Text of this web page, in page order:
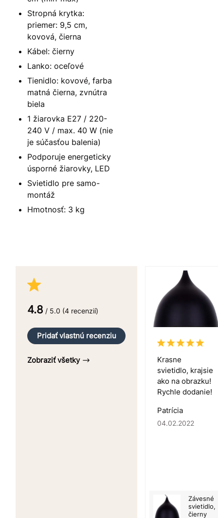
Stropná krytka:
priemer: 9,5 cm,
kovová, čierna
Kábel: čierny
Lanko: oceľové
Tienidlo: kovové, farba
matná čierna, zvnútra
biela
1 žiarovka E27 / 220-
240 V / max. 40 W (nie
je súčasťou balenia)
Podporuje energeticky
úsporné žiarovky, LED
Svietidlo pre samo-
montáž
Hmotnosť: 3 kg
4.8 / 5.0 (4 recenzií)
Pridať vlastnú recenziu
Zobraziť všetky
Krasne
svietidlo, krajsie
ako na obrazku!
Rychle dodanie!
Patrícia
04.02.2022
Závesné
svietidlo,
čierny